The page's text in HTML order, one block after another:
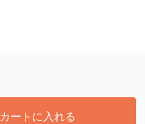
カートに入れる